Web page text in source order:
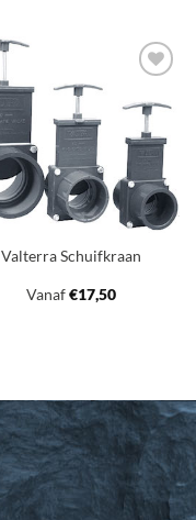
aan
verlanglijst
Valterra Schuifkraan
Vanaf€17,50